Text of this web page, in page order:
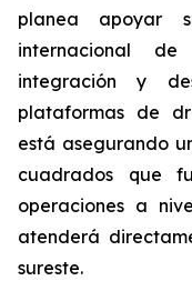
planea apoyar
internacional
integración y
plataformas de
está asegurando
cuadrados que
operaciones a
atenderá
sureste.